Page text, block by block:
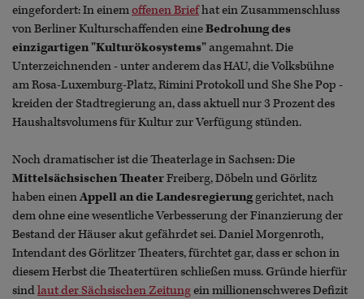
eingefordert: In einemoffenen Briefhat ein Zusammenschluss
von Berliner Kulturschaffenden eineBedrohung des
einzigartigen "Kulturökosystems"angemahnt. Die
Unterzeichnenden - unter anderem das HAU, die Volksbühne
am Rosa-Luxemburg-Platz, Rimini Protokoll und She She Pop -
kreiden der Stadtregierung an, dass aktuell nur 3 Prozent des
Haushaltsvolumens für Kultur zur Verfügung stünden.
Noch dramatischer ist die Theaterlage in Sachsen: Die
Mittelsächsischen TheaterFreiberg, Döbeln und Görlitz
haben einenAppell an die Landesregierunggerichtet, nach
dem ohne eine wesentliche Verbesserung der Finanzierung der
Bestand der Häuser akut gefährdet sei. Daniel Morgenroth,
Intendant des Görlitzer Theaters, fürchtet gar, dass er schon in
diesem Herbst die Theatertüren schließen muss. Gründe hierfür
sindlaut der Sächsischen Zeitungein millionenschweres Defizit